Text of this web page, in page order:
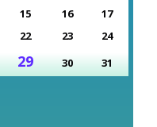
15 16
17
22 23 24
29 30 31